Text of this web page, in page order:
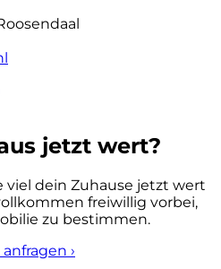
jetzt wert?
viel dein Zuhause jetzt wert
freiwillig vorbei,
zu bestimmen.
›